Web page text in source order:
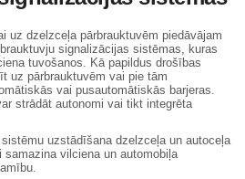
uz dzelzceļa pārbrauktuvēm piedāvājam
signalizācijas sistēmas, kuras
tuvošanos. Kā papildus drošības
uz pārbrauktuvēm vai pie tām
vai pusautomātiskās barjeras.
strādāt autonomi vai tikt integrēta
uzstādīšana dzelzceļa un autoceļa
samazina vilciena un automobiļa